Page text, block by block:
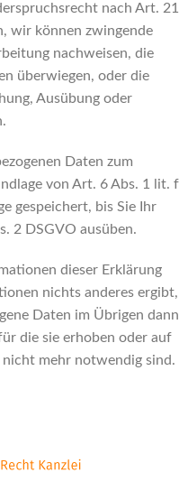
nach Art. 21
wir können zwingende
nachweisen, die
überwiegen, oder die
Ausübung oder
Daten zum
von Art. 6 Abs. 1 lit. f
gespeichert, bis Sie Ihr
2 DSGVO ausüben.
dieser Erklärung
nichts anderes ergibt,
Daten im Übrigen dann
die sie erhoben oder auf
mehr notwendig sind.